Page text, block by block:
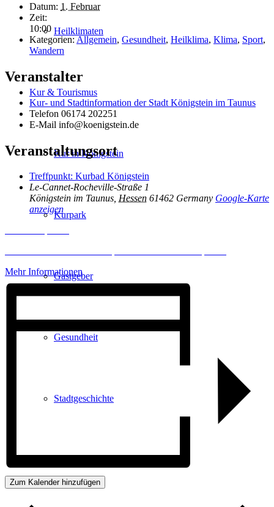
Heilklimaten
Kur & Tourismus
Kur in Königstein
Kurpark
Gastgeber
Gesundheit
Stadtgeschichte
Datum: 1. Februar
Zeit:
10:00
Kategorien: Allgemein, Gesundheit, Heilklima, Klima, Sport,
Wandern
Veranstalter
Kur- und Stadtinformation der Stadt Königstein im Taunus
Telefon 06174 202251
E-Mail info@koenigstein.de
Veranstaltungsort
Treffpunkt: Kurbad Königstein
Le-Cannet-Rocheville-Straße 1
Königstein im Taunus, Hessen 61462 Germany Google-Karte
anzeigen
Mehr Informationen
Zum Kalender hinzufügen